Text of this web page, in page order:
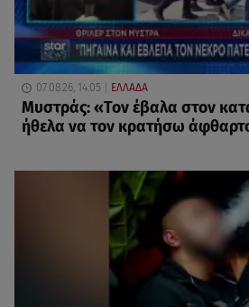
07.08.26, 14:05 ΕΛΛΑΔΑ
Μυστράς: «Τον έβαλα στον
ήθελα να τον κρατήσω